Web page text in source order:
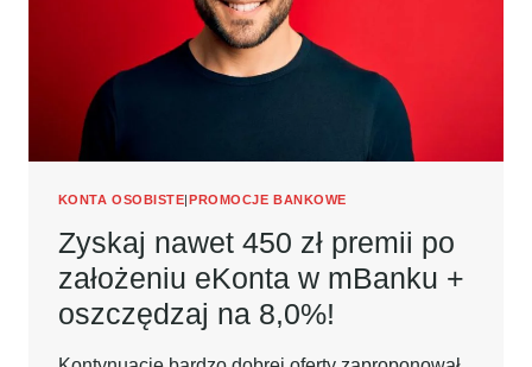
KONTA OSOBISTE PROMOCJE BANKOWE
Zyskaj nawet 450 zł premii po
założeniu eKonta w mBanku +
oszczędzaj na 8,0%!